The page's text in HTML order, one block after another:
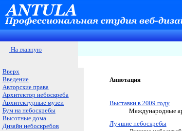
На главную
Вверх
Введение
Авторские права
Архитектор небоскреба
Архитектурные музеи
Бум на небоскребы
Высотные дома
Дизайн небоскребов
Аннотация
Выставки в 2009 году
Международные
Лучшие небоскребы